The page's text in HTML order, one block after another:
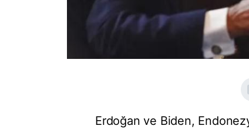
Erdoğan ve Biden,